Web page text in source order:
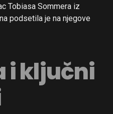
Tobiasa Sommera iz
podsetila je na njegove
i ključni